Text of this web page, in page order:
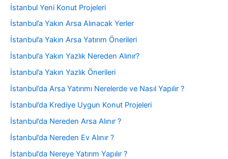
İstanbul Yeni Konut Projeleri
İstanbul’a Yakın Arsa Alınacak Yerler
İstanbul’a Yakın Arsa Yatırım Önerileri
İstanbul’a Yakın Yazlık Nereden Alınır?
İstanbul’a Yakın Yazlık Önerileri
İstanbul’da Arsa Yatırımı Nerelerde ve Nasıl Yapılır ?
İstanbul’da Krediye Uygun Konut Projeleri
İstanbul’da Nereden Arsa Alınır ?
İstanbul’da Nereden Ev Alınır ?
İstanbul’da Nereye Yatırım Yapılır ?